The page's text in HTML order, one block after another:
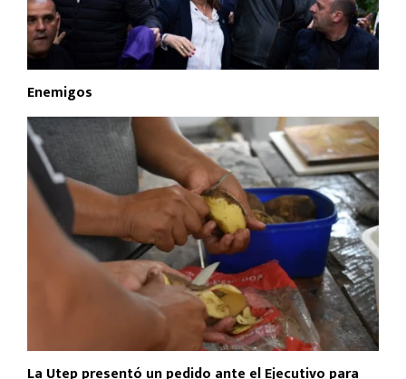
Enemigos
La Utep presentó un pedido ante el Ejecutivo para